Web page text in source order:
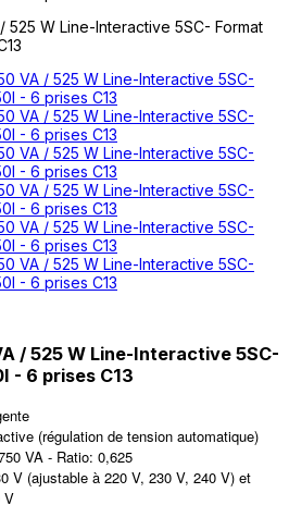
/ 525 W Line-Interactive 5SC-
- 6 prises C13
(régulation de tension automatique)
VA - Ratio: 0,625
V (ajustable à 220 V, 230 V, 240 V) et
V